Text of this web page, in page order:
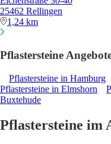
25462 Rellingen
1,24 km
Pflastersteine
Pflastersteine in Hamburg
Pflastersteine in Elmshorn
Buxtehude
Pflastersteine im